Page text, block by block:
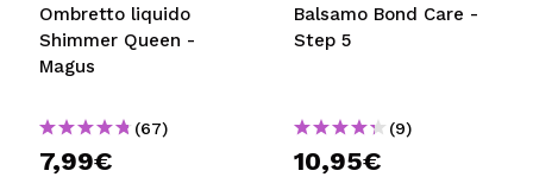
Ombretto liquido
Shimmer Queen -
Magus
(67)
7,99€
Balsamo Bond Care -
Step 5
(9)
10,95€